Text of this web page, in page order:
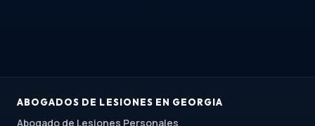
ABOGADOS DE LESIONES EN GEORGIA
Abogado de Lesiones Personales